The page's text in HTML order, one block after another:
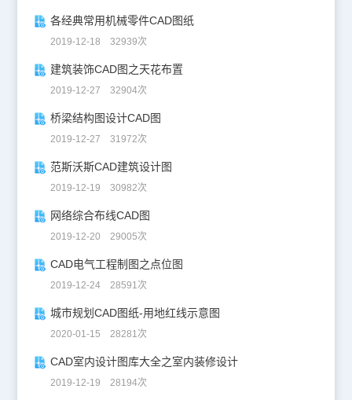
各经典常用机械零件CAD图纸
2019-12-18 32939次
建筑装饰CAD图之天花布置
2019-12-27 32904次
桥梁结构图设计CAD图
2019-12-27 31972次
范斯沃斯CAD建筑设计图
2019-12-19 30982次
网络综合布线CAD图
2019-12-20 29005次
CAD电气工程制图之点位图
2019-12-24 28591次
城市规划CAD图纸-用地红线示意图
2020-01-15 28281次
CAD室内设计图库大全之室内装修设计
2019-12-19 28194次